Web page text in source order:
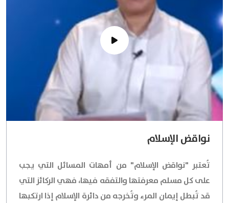
نواقض الإسلام
تُعتبر "نواقض الإسلام" من أمهات المسائل التي يجب
على كل مسلم معرفتها والتفقه فيها، فهي الركائز التي
قد تُبطل إيمان المرء وتُخرجه من دائرة الإسلام إذا ارتكبها